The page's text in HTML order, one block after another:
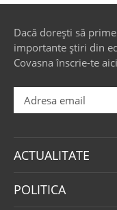
Dacă dorești să
importante știri din
Covasna înscrie-te
ACTUALITATE
POLITICA